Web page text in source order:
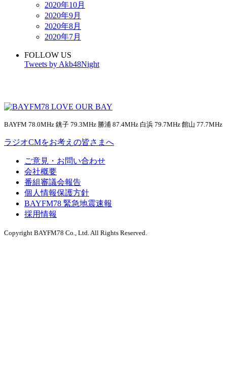
2020年10月
2020年9月
2020年8月
2020年7月
FOLLOW US
Tweets by Akb48Night
BAYFM 78.0MHz 銚子 79.3MHz 勝浦 87.4MHz 白浜 79.7MHz 館山 77.7MHz
ラジオCMをお考えの皆さまへ
ご意見・お問い合わせ
会社概要
番組審議会報告
個人情報保護方針
BAYFM78 緊急地震速報
採用情報
Copyright BAYFM78 Co., Ltd. All Rights Reserved.